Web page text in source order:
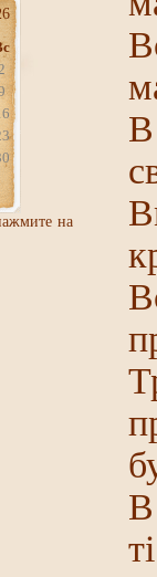
на
В
В